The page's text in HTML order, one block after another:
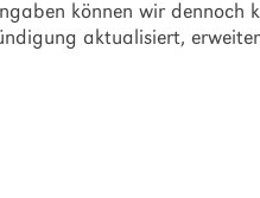
können wir dennoch
aktualisiert,